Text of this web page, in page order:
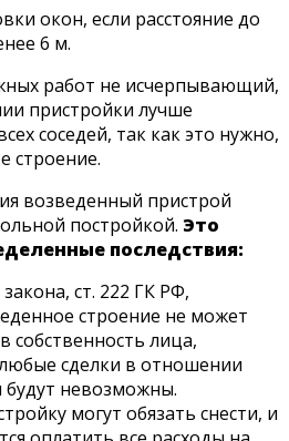
окон, если расстояние до
6 м.
работ не исчерпывающий,
пристройки лучше
соседей, так как это нужно,
строение.
возведенный пристрой
постройкой. Это
последствия:
ст. 222 ГК РФ,
строение не может
собственность лица,
сделки в отношении
невозможны.
могут обязать снести, и